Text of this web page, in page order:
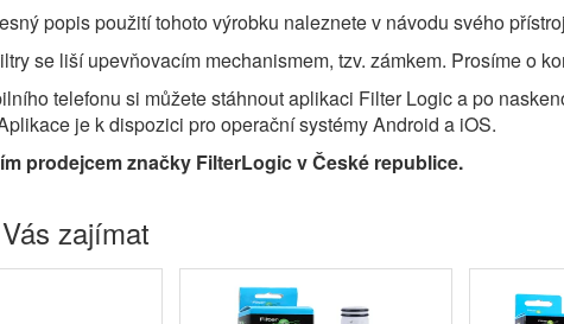
popis použití tohoto výrobku naleznete v návodu svého
se liší upevňovacím mechanismem, tzv. zámkem. Prosíme o
telefonu si můžete stáhnout aplikaci Filter Logic a po
je k dispozici pro operační systémy Android a iOS.
prodejcem značky FilterLogic v České republice.
zajímat